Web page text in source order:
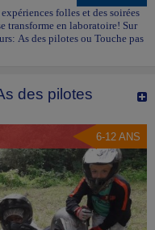
folles et des soirées
transforme en laboratoire! Sur
As des pilotes ou Touche pas
des pilotes
6-12 ANS